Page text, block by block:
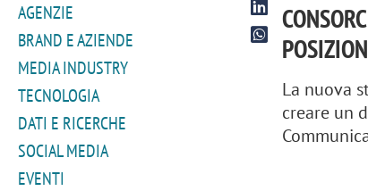
AGENZIE
BRAND E AZIENDE
MEDIA INDUSTRY
TECNOLOGIA
DATI E RICERCHE
SOCIAL MEDIA
EVENTI
La nuova
creare un